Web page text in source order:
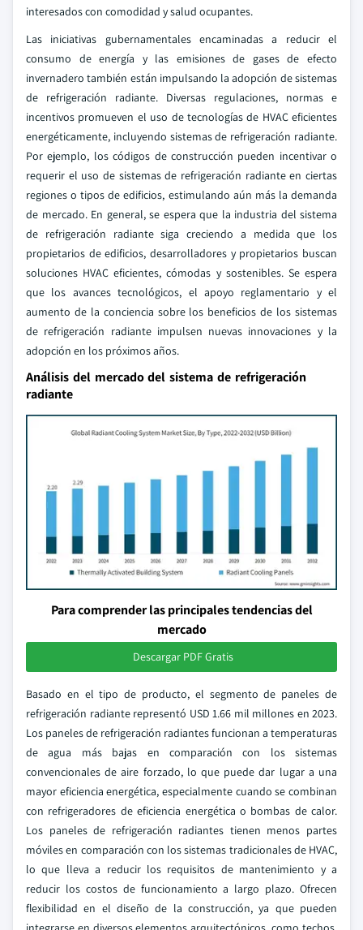
interesados con comodidad y salud ocupantes.
Las iniciativas gubernamentales encaminadas a reducir el
consumo de energía y las emisiones de gases de efecto
invernadero también están impulsando la adopción de sistemas
de refrigeración radiante. Diversas regulaciones, normas e
incentivos promueven el uso de tecnologías de HVAC eficientes
energéticamente, incluyendo sistemas de refrigeración radiante.
Por ejemplo, los códigos de construcción pueden incentivar o
requerir el uso de sistemas de refrigeración radiante en ciertas
regiones o tipos de edificios, estimulando aún más la demanda
de mercado. En general, se espera que la industria del sistema
de refrigeración radiante siga creciendo a medida que los
propietarios de edificios, desarrolladores y propietarios buscan
soluciones HVAC eficientes, cómodas y sostenibles. Se espera
que los avances tecnológicos, el apoyo reglamentario y el
aumento de la conciencia sobre los beneficios de los sistemas
de refrigeración radiante impulsen nuevas innovaciones y la
adopción en los próximos años.
Análisis del mercado del sistema de refrigeración
radiante
Para comprender las principales tendencias del
mercado
Descargar PDF Gratis
Basado en el tipo de producto, el segmento de paneles de
refrigeración radiante representó USD 1.66 mil millones en 2023.
Los paneles de refrigeración radiantes funcionan a temperaturas
de agua más bajas en comparación con los sistemas
convencionales de aire forzado, lo que puede dar lugar a una
mayor eficiencia energética, especialmente cuando se combinan
con refrigeradores de eficiencia energética o bombas de calor.
Los paneles de refrigeración radiantes tienen menos partes
móviles en comparación con los sistemas tradicionales de HVAC,
lo que lleva a reducir los requisitos de mantenimiento y a
reducir los costos de funcionamiento a largo plazo. Ofrecen
flexibilidad en el diseño de la construcción, ya que pueden